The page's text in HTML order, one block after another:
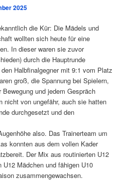
2025
die Kür: Die Mädels und
wollten sich heute für eine
In dieser waren sie zuvor
durch die Hauptrunde
Halbfinalgegner mit 9:1 vom Platz
groß, die Spannung bei Spielern,
und jedem Gespräch
nicht von ungefähr, auch sie hatten
durchgesetzt und den
also. Das Trainerteam um
konnten aus dem vollen Kader
Der Mix aus routinierten U12
Mädchen und fähigen U10
zusammengewachsen.